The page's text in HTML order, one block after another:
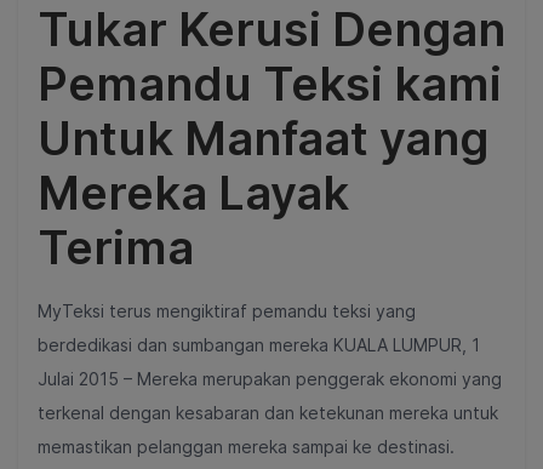
Tukar Kerusi Dengan
Pemandu Teksi kami
Untuk Manfaat yang
Mereka Layak
Terima
MyTeksi terus mengiktiraf pemandu teksi yang
berdedikasi dan sumbangan mereka KUALA LUMPUR, 1
Julai 2015 – Mereka merupakan penggerak ekonomi yang
terkenal dengan kesabaran dan ketekunan mereka untuk
memastikan pelanggan mereka sampai ke destinasi.